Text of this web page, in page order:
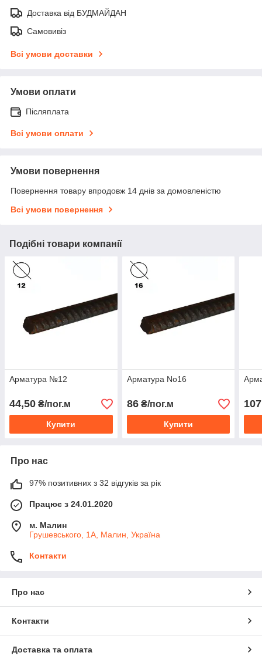
Доставка від БУДМАЙДАН
Самовивіз
Всі умови доставки
Умови оплати
Післяплата
Всі умови оплати
Умови повернення
Повернення товару впродовж 14 днів за домовленістю
Всі умови повернення
Подібні товари компанії
Арматура №12
44,50 ₴/пог.м
Купити
Арматура No16
86₴/пог.м
Купити
107
Про нас
97% позитивних з 32 відгуків за рік
Працює з 24.01.2020
м. Малин
Грушевського, 1А, Малин, Україна
Контакти
Про нас
Контакти
Доставка та оплата